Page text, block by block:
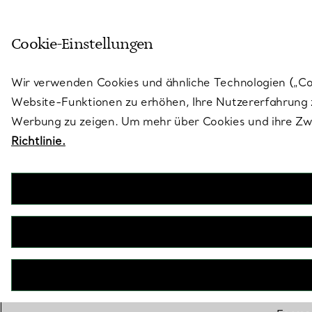
Nichts
Cookie-Einstellungen
Wir verwenden Cookies und ähnliche Technologien
Website-Funktionen zu erhöhen, Ihre
Werbung zu zeigen. Um mehr über Cookies und ihre
Richtlinie.